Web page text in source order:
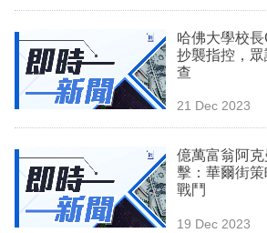
業
科
技
場
哈佛大學校
抄襲指控，
查
21 Dec 2023
億萬富翁阿
擊：華爾街
戰鬥
19 Dec 2023